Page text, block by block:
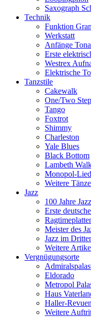
Saxograph
Technik
Funktion
Werkstatt
Anfänge
Erste
Westrex
Elektrische
Tanzstile
Cakewalk
One/Two Step
Tango
Foxtrot
Shimmy
Charleston
Yale Blues
Black Bottom
Lambeth
Monopol-
Weitere
Jazz
100 Jahre Jazz
Erste
Meister des
Jazz im
Weitere
Vergnügungsorte
Eldorado
Metropol
Haus
Haller-Revuen
Weitere